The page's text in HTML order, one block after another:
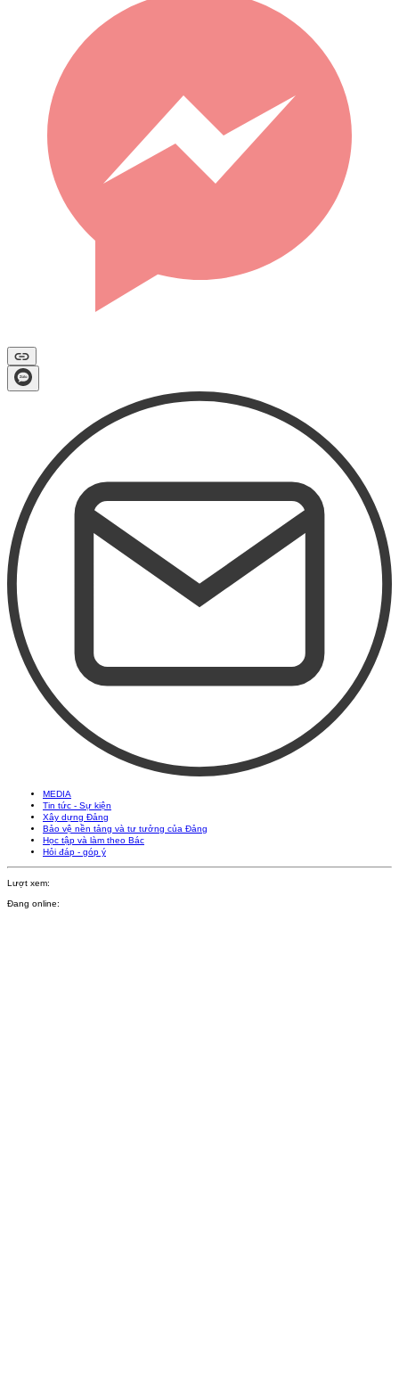
MEDIA
Tin tức - Sự kiện
Xây dựng Đảng
Bảo vệ nền tảng và tư tưởng của Đảng
Học tập và làm theo Bác
Hỏi đáp - góp ý
Lượt xem:
Đang online: